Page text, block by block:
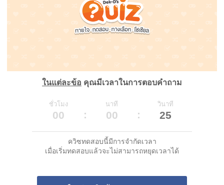
ในแต่ละข้อ คุณมีเวลาในการตอบคำถาม
ชั่วโมง นาที วินาที
00 00 25
ควิซทดสอบนี้มีการจำกัดเวลา
เมื่อเริ่มทดสอบแล้วจะไม่สามารถหยุดเวลาได้